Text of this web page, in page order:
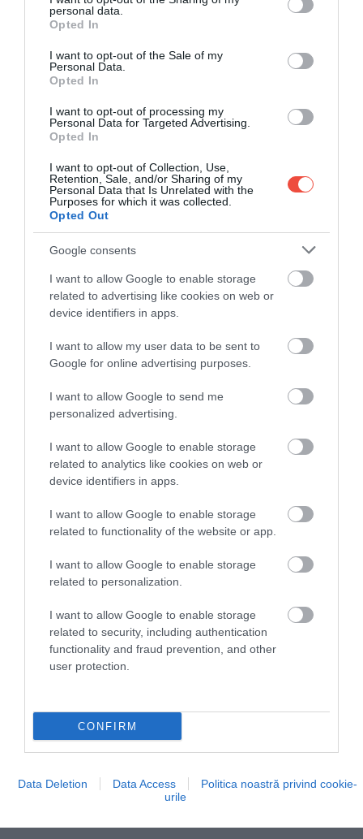
grant or deny consent to Google and its third-party tags to
use your data for below specified purposes in below Google
consent section.
personal data.
Opted In
I want to opt-out of the Sale of my
Personal Data.
Opted In
I want to opt-out of processing my
Personal Data for Targeted Advertising.
Opted In
I want to opt-out of Collection, Use,
Retention, Sale, and/or Sharing of my
Personal Data that Is Unrelated with the
Purposes for which it was collected.
Opted Out
Google consents
I want to allow Google to enable storage
related to advertising like cookies on web or
device identifiers in apps.
I want to allow my user data to be sent to
Google for online advertising purposes.
I want to allow Google to send me
personalized advertising.
I want to allow Google to enable storage
related to analytics like cookies on web or
device identifiers in apps.
I want to allow Google to enable storage
related to functionality of the website or app.
I want to allow Google to enable storage
related to personalization.
I want to allow Google to enable storage
related to security, including authentication
functionality and fraud prevention, and other
user protection.
CONFIRM
Data Deletion Data Access
Politica noastră privind cookie-
urile
În clip, creatoarea folosește un desert din gelatină și
o bilă făcută dintr-un șervețel pentru a ilustra zborul:
gelatina reprezintă aerul, iar bila, avionul. Anna Paul
din toate direcțiile, astfel încât aeronava este,
practic, susținută permanent de acest mediu, ca și
cum ar fi „prinsă” în el. Aici intră în discuție și
turbulența, care poate provoca zdruncinături chiar și
pe avioanele moderne. Demonstrația rămâne însă
cu degetul, bila începe să se miște, dar nu „cade” și
nu este aruncată din locul ei.
Mesajul e limpede: turbulența înseamnă
mișcare și disconfort, nu dispariția forțelor